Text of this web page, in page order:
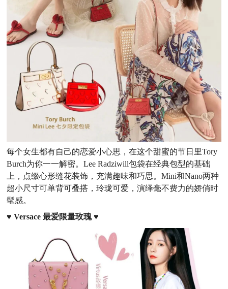
每个女生都有自己的恋爱小心思，在这个甜蜜的节日里Tory
Burch为你一一解密。Lee Radziwill包袋在经典包型的基础
上，点缀心形缝花装饰，充满趣味和巧思。Mini和Nano两种
超小尺寸可单背可叠搭，玲珑可爱，演绎毫不费力的娇俏时
髦感。
♥ Versace 最爱限量玫瑰♥